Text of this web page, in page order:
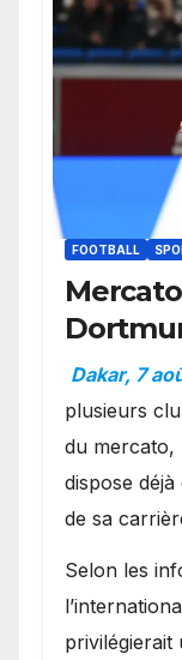
FOOTBALL
en
Ibrahim
Dakar, 7
plusieurs
du mercato,
dispose
de sa
Selon les
privilégierait